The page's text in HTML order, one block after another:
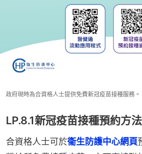
政府現時為合資格人士提供免費新冠疫苗接種服務。
LP.8.1新冠疫苗接種預約方
合資格人士可於衞生防護中心網頁